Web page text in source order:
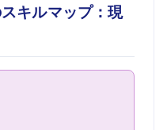
キルマップ：現